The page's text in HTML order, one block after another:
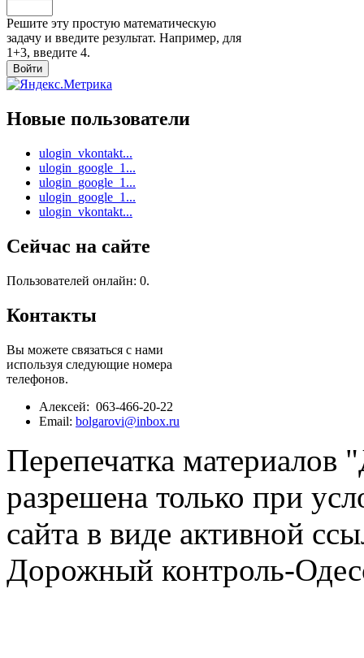
Решите эту простую математическую
задачу и введите результат. Например, для
1+3, введите 4.
Новые пользователи
ulogin_vkontakt...
ulogin_google_1...
ulogin_google_1...
ulogin_google_1...
ulogin_vkontakt...
Сейчас на сайте
Пользователей онлайн: 0.
Контакты
Вы можете связаться с нами
используя следующие номера
телефонов.
Алексей: 063-466-20-22
Email: bolgarovi@inbox.ru
Перепечатка материалов
разрешена только при
сайта в виде активной
Дорожный контроль-